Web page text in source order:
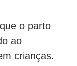
o parto
ao
crianças.